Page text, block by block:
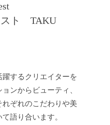
スト TAKU
するクリエイターを
ンからビューティ、
ぞれのこだわりや美
語り合います。